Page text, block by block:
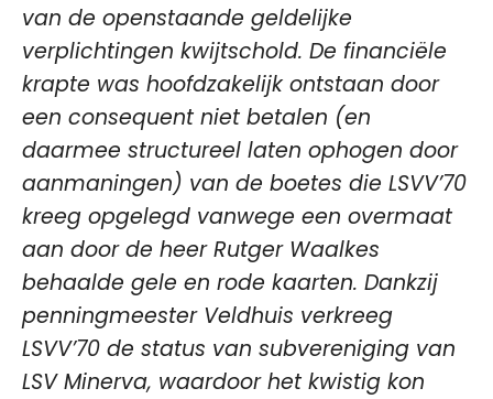
van de openstaande geldelijke
verplichtingen kwijtschold. De financiële
krapte was hoofdzakelijk ontstaan door
een consequent niet betalen (en
daarmee structureel laten ophogen door
aanmaningen) van de boetes die LSVV’70
kreeg opgelegd vanwege een overmaat
aan door de heer Rutger Waalkes
behaalde gele en rode kaarten. Dankzij
penningmeester Veldhuis verkreeg
LSVV’70 de status van subvereniging van
LSV Minerva, waardoor het kwistig kon